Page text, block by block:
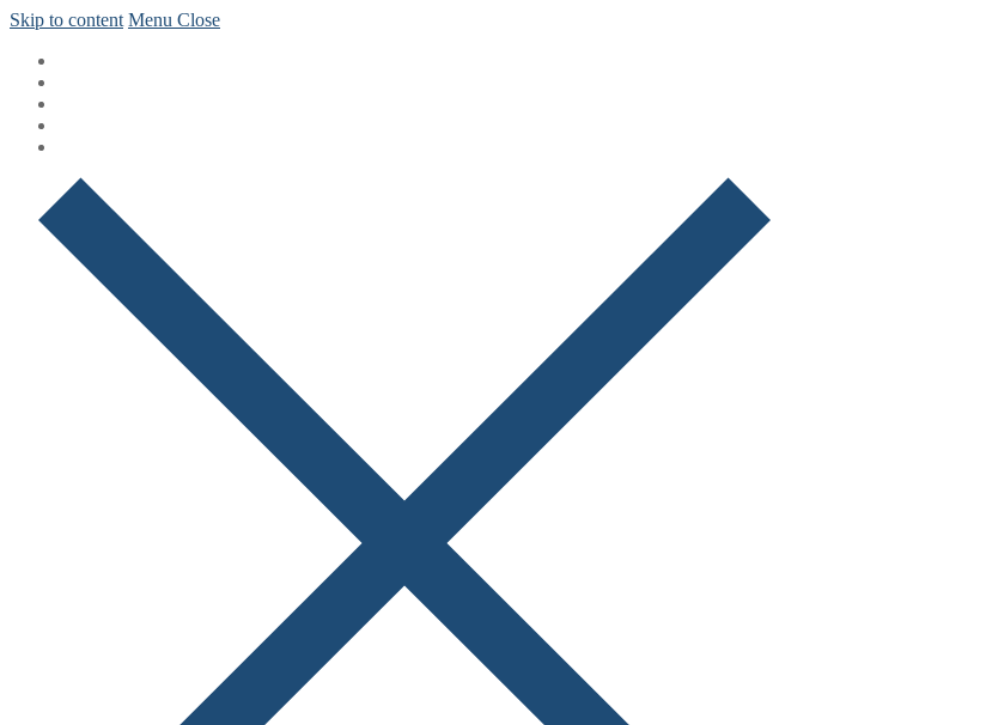
Skip to content Menu Close